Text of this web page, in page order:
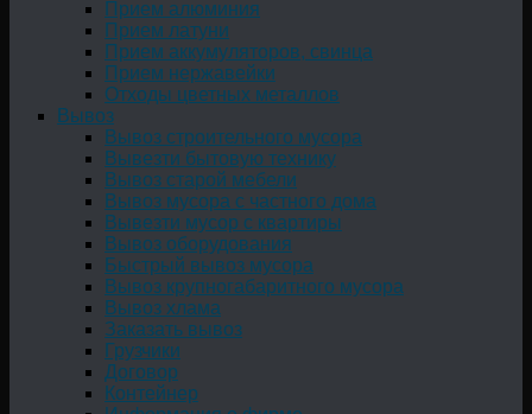
Прием алюминия
Прием латуни
Прием аккумуляторов, свинца
Прием нержавейки
Отходы цветных металлов
Вывоз
Вывоз строительного мусора
Вывезти бытовую технику
Вывоз старой мебели
Вывоз мусора с частного дома
Вывезти мусор с квартиры
Вывоз оборудования
Быстрый вывоз мусора
Вывоз крупногабаритного мусора
Вывоз хлама
Заказать вывоз
Грузчики
Договор
Контейнер